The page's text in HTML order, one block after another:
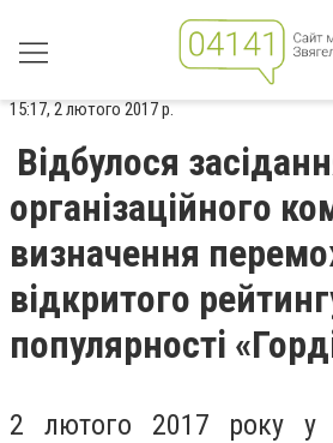
15:17, 2 лютого 2017 р.
Відбулося
організаційного
визначення
відкритого
популярності
2 лютого 2017 року у